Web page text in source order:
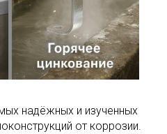
надёжных и изученных
от коррозии.